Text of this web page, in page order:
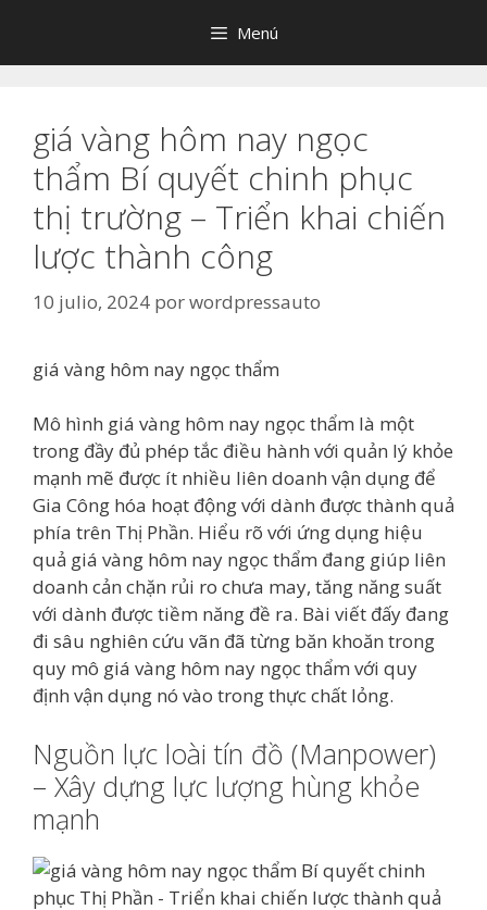
contenido
Menú
giá vàng hôm nay ngọc
thẩm Bí quyết chinh phục
thị trường – Triển khai chiến
lược thành công
10 julio, 2024 porwordpressauto
giá vàng hôm nay ngọc thẩm
Mô hình giá vàng hôm nay ngọc thẩm là một
trong đầy đủ phép tắc điều hành với quản lý khỏe
mạnh mẽ được ít nhiều liên doanh vận dụng để
Gia Công hóa hoạt động với dành được thành quả
phía trên Thị Phần. Hiểu rõ với ứng dụng hiệu
quả giá vàng hôm nay ngọc thẩm đang giúp liên
doanh cản chặn rủi ro chưa may, tăng năng suất
với dành được tiềm năng đề ra. Bài viết đấy đang
đi sâu nghiên cứu vãn đã từng băn khoăn trong
quy mô giá vàng hôm nay ngọc thẩm với quy
định vận dụng nó vào trong thực chất lỏng.
Nguồn lực loài tín đồ (Manpower)
– Xây dựng lực lượng hùng khỏe
mạnh